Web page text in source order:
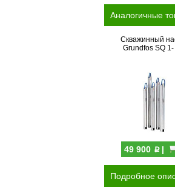
Аналогичные
Скважинный
Grundfos SQ
49 900 p|
Подробное